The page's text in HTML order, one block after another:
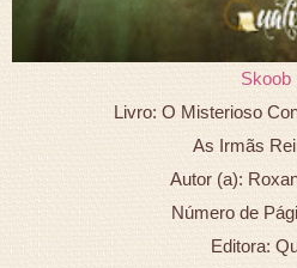
Skoob
Livro: O Misterioso
As Irmãs
Autor (a):
Número de
Editora: